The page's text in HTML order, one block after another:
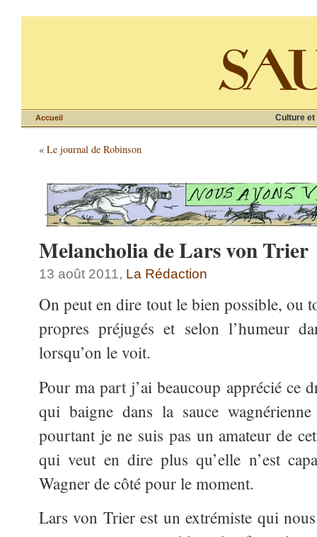
Culture et
Accueil
« Le journal de Robinson
Melancholia de Lars von Trier
13 août 2011, La Rédaction
On peut en dire tout le bien possible, ou
propres préjugés et selon l’humeur
lorsqu’on le voit.
Pour ma part j’ai beaucoup apprécié ce
qui baigne dans la sauce
pourtant je ne suis pas un amateur de
qui veut en dire plus qu’elle n’est
Wagner de côté pour le moment.
Lars von Trier est un extrémiste qui